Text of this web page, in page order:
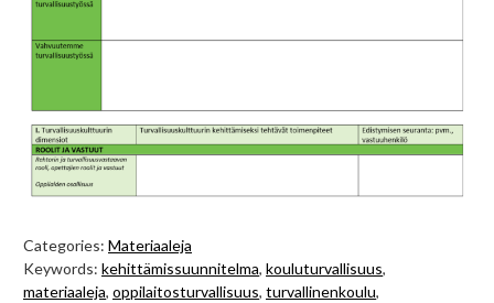
Categories: Materiaaleja
Keywords: kehittämissuunnitelma, kouluturvallisuus,
materiaaleja, oppilaitosturvallisuus, turvallinenkoulu,